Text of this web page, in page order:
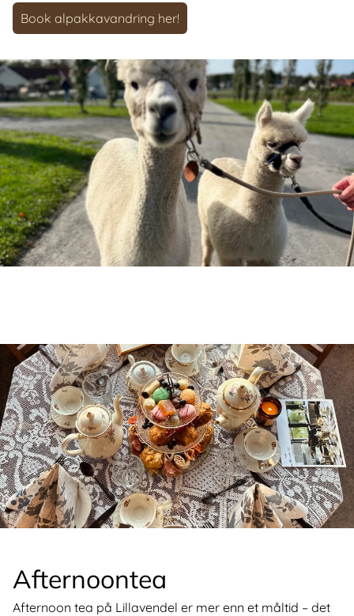
Book alpakkavandring her!
Afternoontea
Afternoon tea på Lillavendel er mer enn et måltid – det